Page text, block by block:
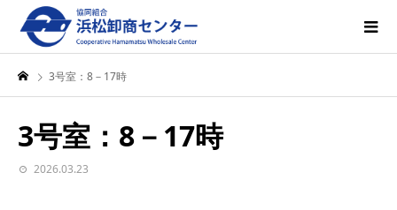
3号室：8－17時
3号室：8－17時
2026.03.23